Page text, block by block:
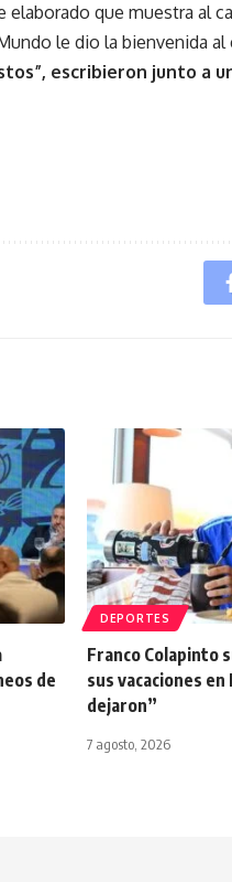
elaborado que muestra al
le dio la bienvenida
escribieron junto a
de
DEPORTES
Franco Colapinto
sus vacaciones
dejaron”
7 agosto, 2026